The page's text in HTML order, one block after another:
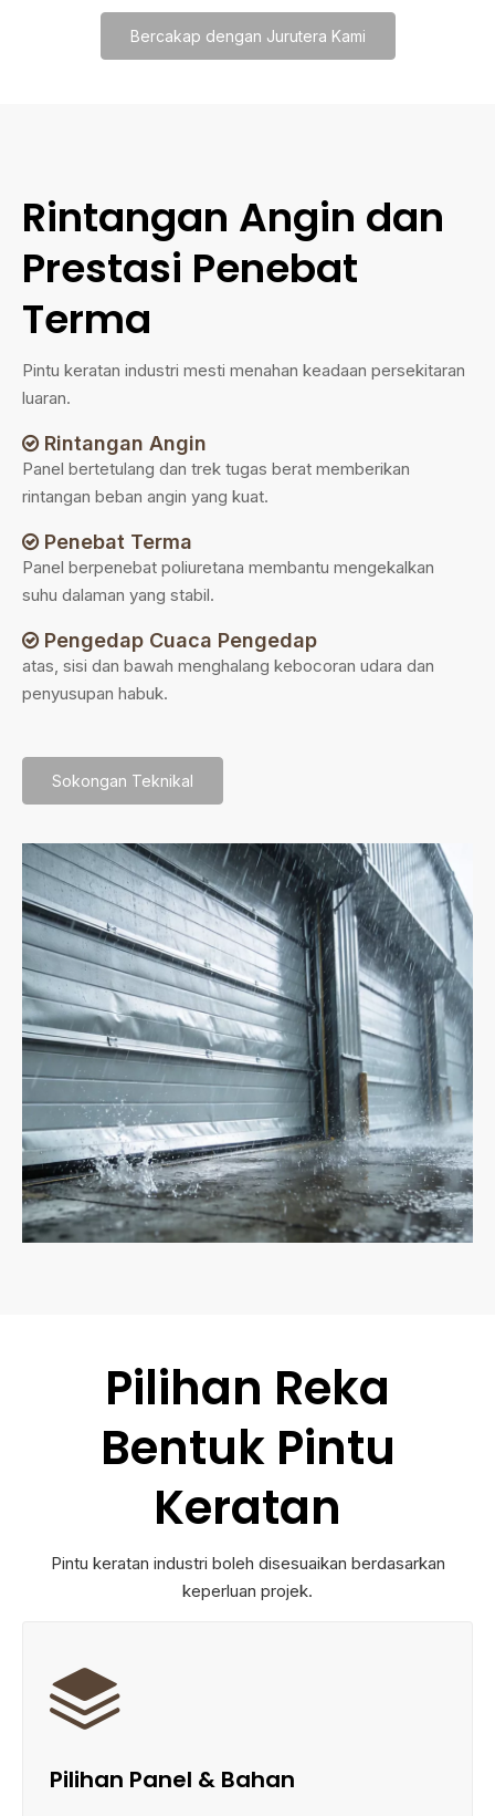
Bercakap dengan Jurutera Kami
Rintangan Angin dan
Prestasi Penebat
Terma
Pintu keratan industri mesti menahan keadaan persekitaran
luaran.
Rintangan Angin
Panel bertetulang dan trek tugas berat memberikan
rintangan beban angin yang kuat.
Penebat Terma
Panel berpenebat poliuretana membantu mengekalkan
suhu dalaman yang stabil.
Pengedap Cuaca Pengedap
atas, sisi dan bawah menghalang kebocoran udara dan
penyusupan habuk.
Sokongan Teknikal
Pilihan Reka
Bentuk Pintu
Keratan
Pintu keratan industri boleh disesuaikan berdasarkan
keperluan projek.

Pilihan Panel & Bahan